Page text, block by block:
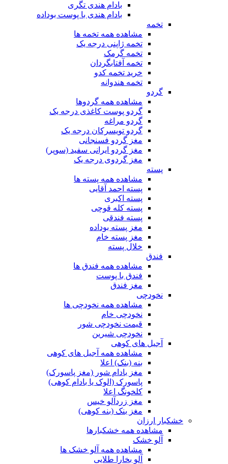
بادام هندی تگری
بادام هندی با پوست بوداده
تخمه
مشاهده همه تخمه ها
تخمه ژاپنی درجه یک
تخمه گرمک
تخمه آفتابگردان
خرید تخمه کدو
تخمه هندوانه
گردو
مشاهده همه گردوها
گردو پوست کاغذی درجه یک
گردو مراغه
گردو تویسرکان درجه یک
مغز گردو فسنجانی
مغز گردو ایرانی سفید (سوپر)
مغز گردوی درجه یک
پسته
مشاهده همه پسته ها
پسته احمد آقایی
پسته اکبری
پسته کله قوچی
پسته فندقی
مغز پسته بوداده
مغز پسته خام
خلال پسته
فندق
مشاهده همه فندق ها
فندق با پوست
مغز فندق
نخودچی
مشاهده همه نخودچی ها
نخودچی خام
قیمت نخودچی شور
نخودچی شیرین
آجیل های کوهی
مشاهده همه آجیل های کوهی
بنه (بنک) اعلا
مغز بادام شور (مغز پاسورک)
پاسورک (الوک یا بادام کوهی)
کلخونگ اعلا
مغز زردآلو خیس
مغز بنک (بنه کوهی)
خشکبار ارزان
مشاهده همه خشکبارها
آلو خشک
مشاهده همه آلو خشک ها
آلو بخارا طلایی